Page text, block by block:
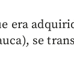
era
se